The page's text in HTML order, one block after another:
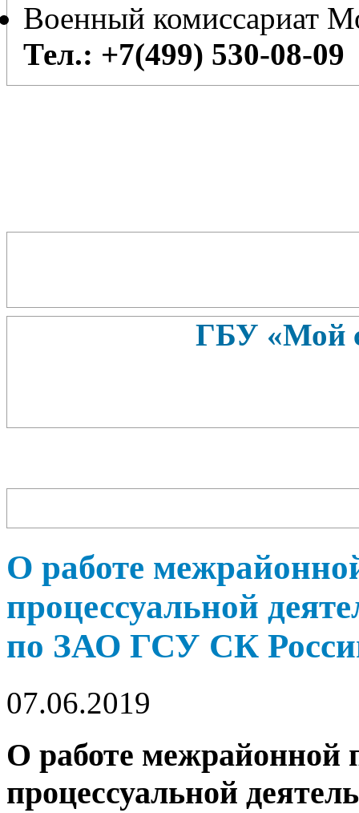
Военный комиссариат
Тел.: +7(499) 530-08-09
ГБУ «Мой
О работе
процессуальной
по ЗАО ГСУ СК
07.06.2019
О работе межрайонной
процессуальной